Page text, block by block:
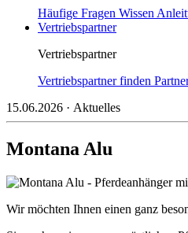
Häufige Fragen Wissen
Vertriebspartner
Vertriebspartner
Vertriebspartner finden
15.06.2026 · Aktuelles
Montana Alu
Wir möchten Ihnen einen ganz